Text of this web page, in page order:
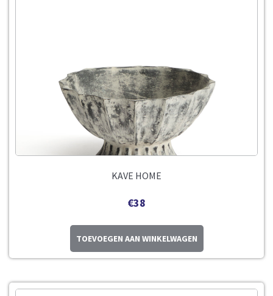
KAVE HOME
€38
TOEVOEGEN AAN WINKELWAGEN